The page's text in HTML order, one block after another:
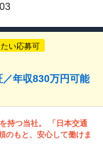
い応募可
年収830万円可能
持つ当社。 「日本交通
のもと、安心して働けま